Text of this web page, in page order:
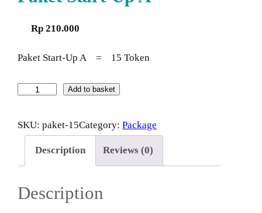
Rp210.000
Paket Start-Up A = 15 Token
P
S
Add to basket
SKU: paket-15Category:Package
Description Reviews (0)
Description